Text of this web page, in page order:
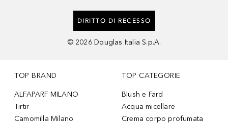
DIRITTO DI RECESSO
© 2026 Douglas Italia S.p.A.
TOP BRAND
ALFAPARF MILANO
Tirtir
Camomilla Milano
TOP CATEGORIE
Blush e Fard
Acqua micellare
Crema corpo profumata